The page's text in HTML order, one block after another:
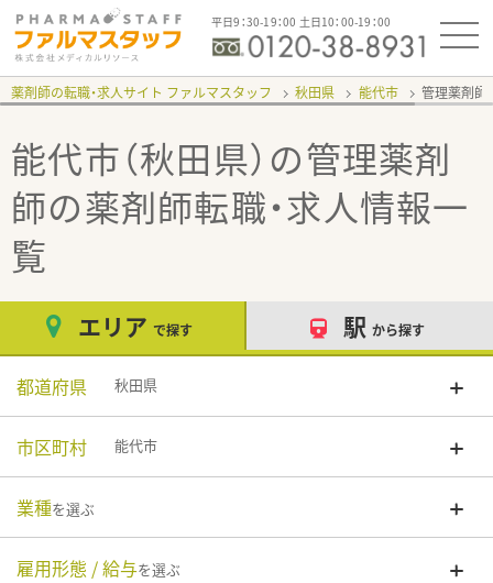
平日9：30-19：00 土日10：00-19：00
薬剤師の転職・求人サイト ファルマスタッフ 秋田県 能代市 管理薬剤師
能代市（秋田県）の管理薬剤
師の薬剤師転職・求人情報一
覧
エリア で探す 駅 から探す
都道府県 秋田県
市区町村 能代市
業種を選ぶ
雇用形態 / 給与を選ぶ